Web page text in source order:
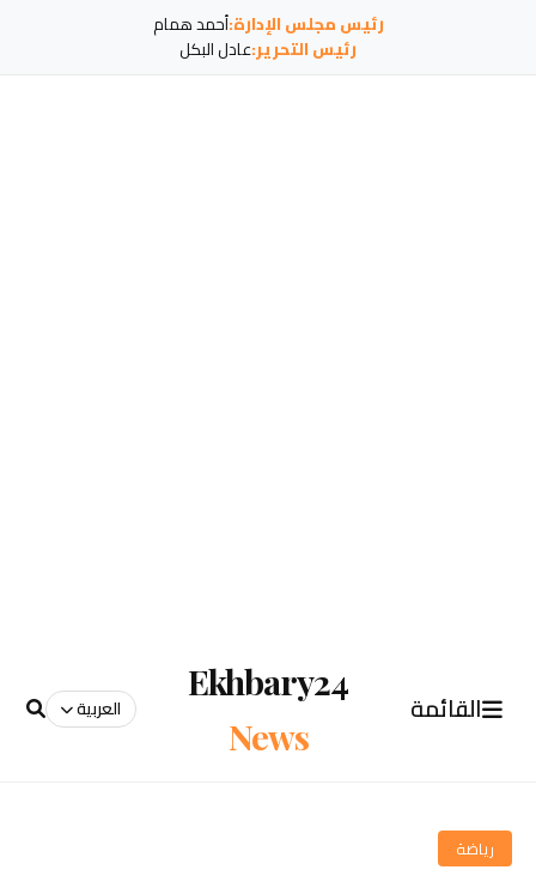
رئيس مجلس الإدارة:أحمد همام
رئيس التحرير:عادل البكل
القائمة
Ekhbary24
News
العربية
رياضة